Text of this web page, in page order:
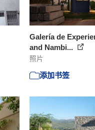
Galería de
and Nambi...
照片
添加书签